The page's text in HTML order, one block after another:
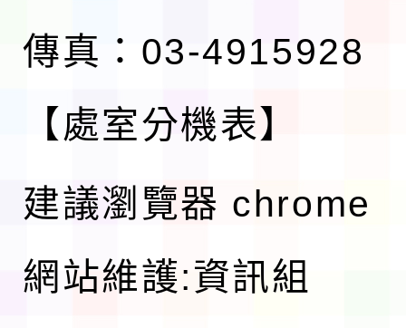
傳真：03-4915928
【處室分機表】
建議瀏覽器 chrome
網站維護:資訊組